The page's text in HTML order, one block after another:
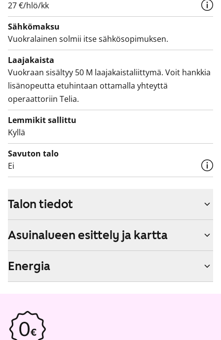
27 €/hlö/kk
Sähkömaksu
Vuokralainen solmii itse sähkösopimuksen.
Laajakaista
Vuokraan sisältyy 50 M laajakaistaliittymä. Voit hankkia
lisänopeutta etuhintaan ottamalla yhteyttä
operaattoriin Telia.
Lemmikit sallittu
Kyllä
Savuton talo
Ei
Talon tiedot
Asuinalueen esittely ja kartta
Energia